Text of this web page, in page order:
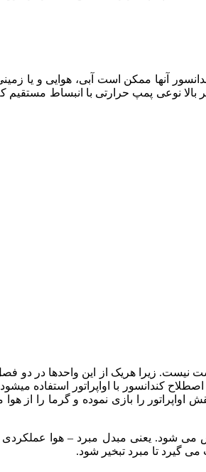
آنها ممکن است آبی، هوایی و یا
نوعی پمپ حرارتی با انبساط مستقیم
نیست. زیرا هریک از این واحدها در دو
کندانسور با اواپراتور استفاده
اواپراتور را بازی نموده و گرما را
یعنی مبدل مبرد – هوا عملکردی
گیرد تا مبرد تبخیر شود.